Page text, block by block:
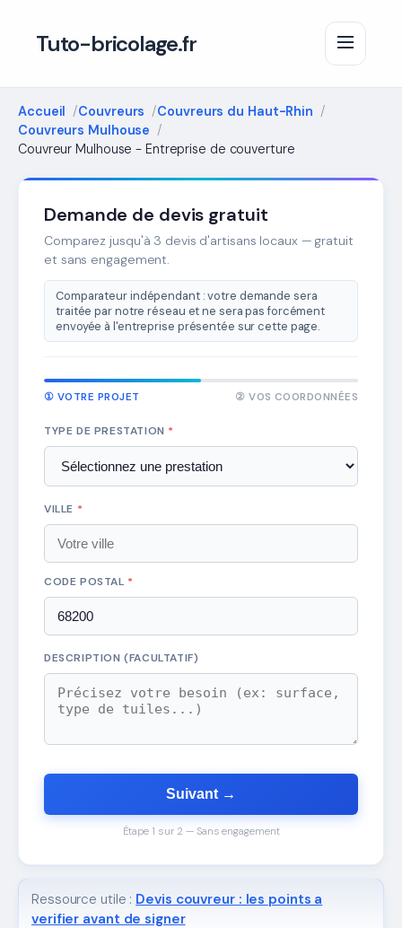
Tuto-bricolage.fr
Accueil Couvreurs
Couvreurs du Haut-Rhin
Couvreurs Mulhouse
Couvreur Mulhouse - Entreprise de couverture
Demande de devis gratuit
Comparez jusqu'à 3 devis d'artisans locaux — gratuit
et sans engagement.
Comparateur indépendant : votre demande sera
traitée par notre réseau et ne sera pas forcément
envoyée à l'entreprise présentée sur cette page.
① VOTRE PROJET ② VOS COORDONNÉES
TYPE DE PRESTATION *
VILLE *
CODE POSTAL *
DESCRIPTION (FACULTATIF)
Suivant →
Étape 1 sur 2 — Sans engagement
Ressource utile : Devis couvreur : les points a
verifier avant de signer